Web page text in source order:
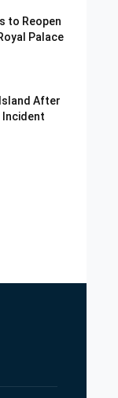
to Reopen
Palace
After
Incident